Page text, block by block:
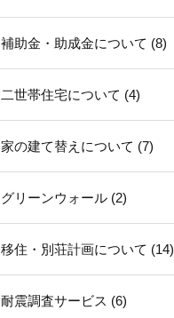
補助金・助成金について (8)
二世帯住宅について (4)
家の建て替えについて (7)
グリーンウォール (2)
移住・別荘計画について (14)
耐震調査サービス (6)